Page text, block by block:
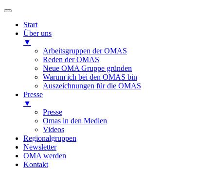
Start
Über uns
▼
Arbeitsgruppen der OMAS
Reden der OMAS
Neue OMA Gruppe gründen
Warum ich bei den OMAS bin
Auszeichnungen für die OMAS
Presse
▼
Presse
Omas in den Medien
Videos
Regionalgruppen
Newsletter
OMA werden
Kontakt